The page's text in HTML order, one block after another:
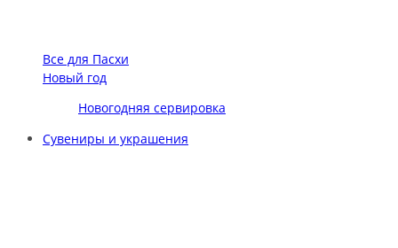
Все для Пасхи
Новый год
Новогодняя сервировка
Сувениры и украшения